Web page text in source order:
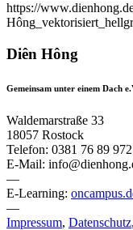
https://
Diên Hông
Gemeinsam unter einem Dach
Waldemarstraße 33
18057 Rostock
Telefon: 0381 76 89 972
E-Mail:
—
E-Learning:
—
Impressum, Datenschutz,